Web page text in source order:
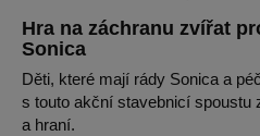
Hra na záchranu zvířat
Sonica
Děti, které mají rády Sonica a
s touto akční stavebnicí spoustu
a hraní.